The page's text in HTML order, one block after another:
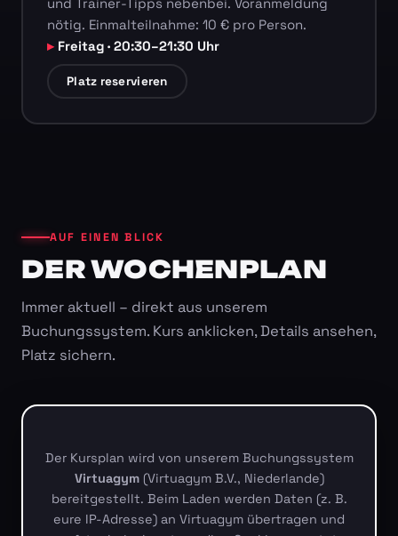
nötig. Einmalteilnahme: 10 € pro Person.
Freitag · 20:30–21:30 Uhr
Platz reservieren
AUF EINEN BLICK
DER WOCHENPLAN
Immer aktuell – direkt aus unserem
Buchungssystem. Kurs anklicken, Details ansehen,
Platz sichern.
Der Kursplan wird von unserem Buchungssystem
Virtuagym(Virtuagym B.V., Niederlande)
bereitgestellt. Beim Laden werden Daten (z. B.
eure IP-Adresse) an Virtuagym übertragen und